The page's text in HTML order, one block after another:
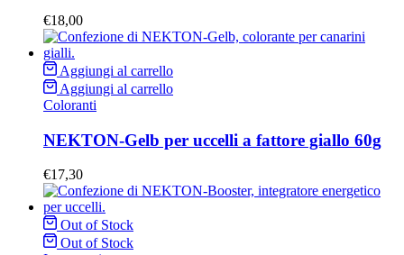
€18,00
Aggiungi al carrello
Aggiungi al carrello
Coloranti
NEKTON-Gelb per uccelli a fattore giallo 60g
€17,30
Out of Stock
Out of Stock